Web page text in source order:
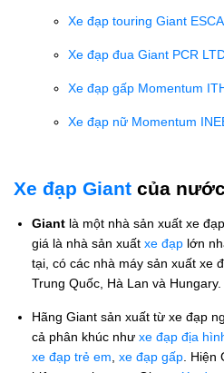
Xe đạp touring Giant
Xe đạp đua Giant PCR
Xe đạp gấp Momentum
Xe đạp nữ Momentum
Xe đạp Giant của
Giant là một nhà sản xuất xe
giá là nhà sản xuất xe đạp lớn
tại, có các nhà máy sản xuất xe
Trung Quốc, Hà Lan và Hungary.
Hãng Giant sản xuất từ xe đạp
cả phân khúc như xe đạp địa
xe đạp trẻ em xe đạp gấp .